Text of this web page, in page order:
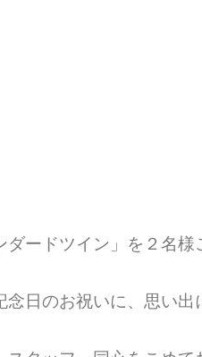
ードツイン」を２名
日のお祝いに、思い